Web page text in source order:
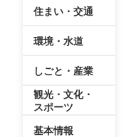
住まい・交通
環境・水道
しごと・産業
観光・文化・
スポーツ
基本情報